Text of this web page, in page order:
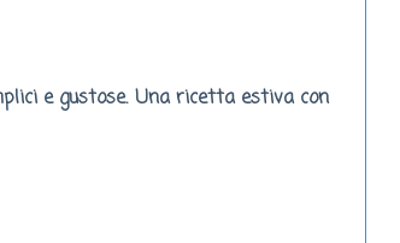
e gustose. Una ricetta estiva con